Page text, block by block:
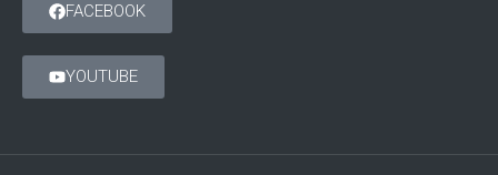
FACEBOOK
YOUTUBE